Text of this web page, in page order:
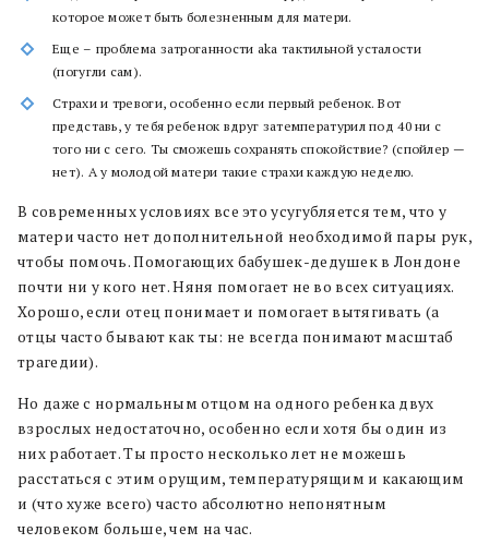
которое может быть болезненным для матери.
Еще – проблема затроганности aka тактильной усталости
(погугли сам).
Страхи и тревоги, особенно если первый ребенок. Вот
представь, у тебя ребенок вдруг затемпературил под 40 ни с
того ни с сего. Ты сможешь сохранять спокойствие? (спойлер —
нет). А у молодой матери такие страхи каждую неделю.
В современных условиях все это усугубляется тем, что у
матери часто нет дополнительной необходимой пары рук,
чтобы помочь. Помогающих бабушек-дедушек в Лондоне
почти ни у кого нет. Няня помогает не во всех ситуациях.
Хорошо, если отец понимает и помогает вытягивать (а
отцы часто бывают как ты: не всегда понимают масштаб
трагедии).
Но даже с нормальным отцом на одного ребенка двух
взрослых недостаточно, особенно если хотя бы один из
них работает. Ты просто несколько лет не можешь
расстаться с этим орущим, температурящим и какающим
и (что хуже всего) часто абсолютно непонятным
человеком больше, чем на час.